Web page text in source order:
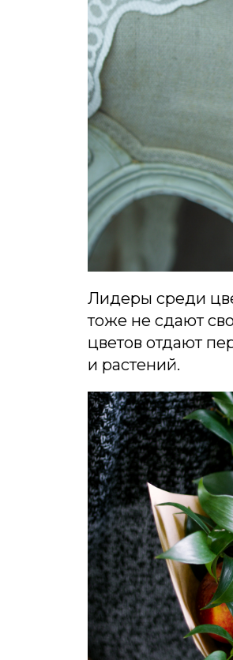
Лидеры среди
тоже не сдают
цветов отдают
и растений.